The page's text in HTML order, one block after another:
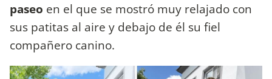
paseo en el que se mostró muy relajado con
sus patitas al aire y debajo de él su fiel
compañero canino.